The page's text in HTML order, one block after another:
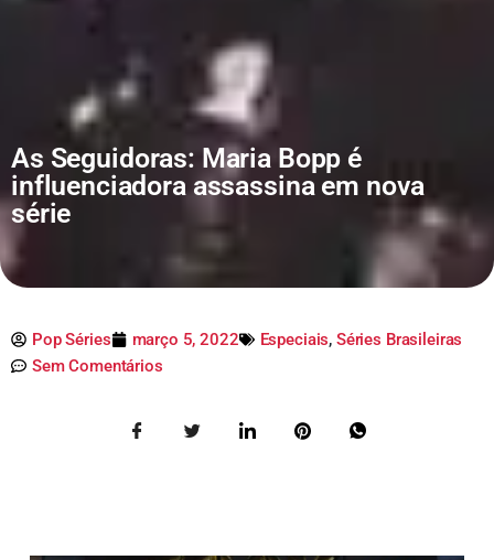
As Seguidoras: Maria Bopp é
influenciadora assassina em nova
série
Pop Séries março 5, 2022 Especiais, Séries Brasileiras
Sem Comentários